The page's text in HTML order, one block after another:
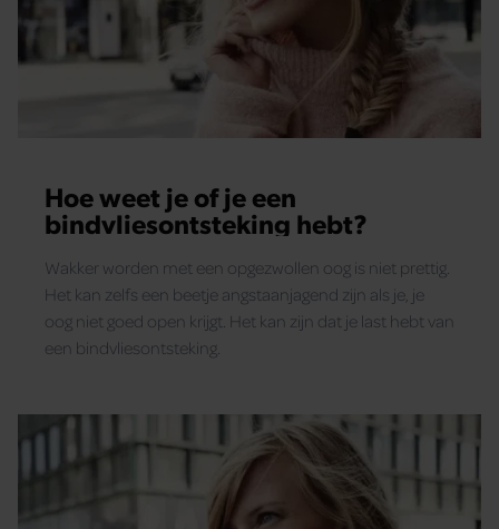
Hoe weet je of je een
bindvliesontsteking hebt?
Wakker worden met een opgezwollen oog is niet prettig.
Het kan zelfs een beetje angstaanjagend zijn als je, je
oog niet goed open krijgt. Het kan zijn dat je last hebt van
een bindvliesontsteking.